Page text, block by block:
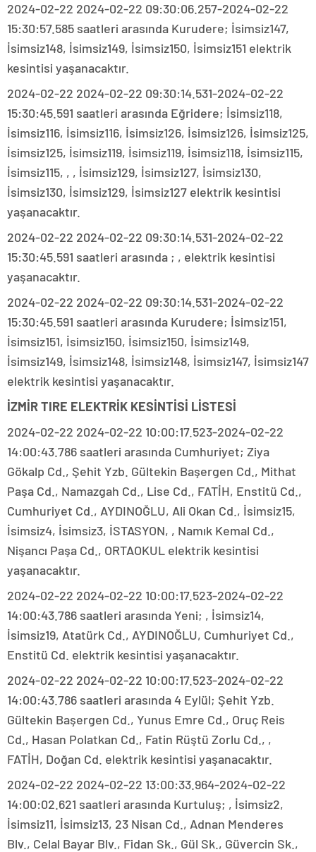
2024-02-22 2024-02-22 09:30:06.257-2024-02-22
15:30:57.585 saatleri arasında Kurudere; İsimsiz147,
İsimsiz148, İsimsiz149, İsimsiz150, İsimsiz151 elektrik
kesintisi yaşanacaktır.
2024-02-22 2024-02-22 09:30:14.531-2024-02-22
15:30:45.591 saatleri arasında Eğridere; İsimsiz118,
İsimsiz116, İsimsiz116, İsimsiz126, İsimsiz126, İsimsiz125,
İsimsiz125, İsimsiz119, İsimsiz119, İsimsiz118, İsimsiz115,
İsimsiz115, , , İsimsiz129, İsimsiz127, İsimsiz130,
İsimsiz130, İsimsiz129, İsimsiz127 elektrik kesintisi
yaşanacaktır.
2024-02-22 2024-02-22 09:30:14.531-2024-02-22
15:30:45.591 saatleri arasında ; , elektrik kesintisi
yaşanacaktır.
2024-02-22 2024-02-22 09:30:14.531-2024-02-22
15:30:45.591 saatleri arasında Kurudere; İsimsiz151,
İsimsiz151, İsimsiz150, İsimsiz150, İsimsiz149,
İsimsiz149, İsimsiz148, İsimsiz148, İsimsiz147, İsimsiz147
elektrik kesintisi yaşanacaktır.
İZMİR TIRE ELEKTRİK KESİNTİSİ LİSTESİ
2024-02-22 2024-02-22 10:00:17.523-2024-02-22
14:00:43.786 saatleri arasında Cumhuriyet; Ziya
Gökalp Cd., Şehit Yzb. Gültekin Başergen Cd., Mithat
Paşa Cd., Namazgah Cd., Lise Cd., FATİH, Enstitü Cd.,
Cumhuriyet Cd., AYDINOĞLU, Ali Okan Cd., İsimsiz15,
İsimsiz4, İsimsiz3, İSTASYON, , Namık Kemal Cd.,
Nişancı Paşa Cd., ORTAOKUL elektrik kesintisi
yaşanacaktır.
2024-02-22 2024-02-22 10:00:17.523-2024-02-22
14:00:43.786 saatleri arasında Yeni; , İsimsiz14,
İsimsiz19, Atatürk Cd., AYDINOĞLU, Cumhuriyet Cd.,
Enstitü Cd. elektrik kesintisi yaşanacaktır.
2024-02-22 2024-02-22 10:00:17.523-2024-02-22
14:00:43.786 saatleri arasında 4 Eylül; Şehit Yzb.
Gültekin Başergen Cd., Yunus Emre Cd., Oruç Reis
Cd., Hasan Polatkan Cd., Fatin Rüştü Zorlu Cd., ,
FATİH, Doğan Cd. elektrik kesintisi yaşanacaktır.
2024-02-22 2024-02-22 13:00:33.964-2024-02-22
14:00:02.621 saatleri arasında Kurtuluş; , İsimsiz2,
İsimsiz11, İsimsiz13, 23 Nisan Cd., Adnan Menderes
Blv., Celal Bayar Blv., Fidan Sk., Gül Sk., Güvercin Sk.,